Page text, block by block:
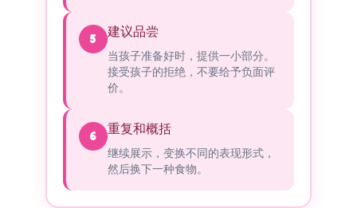
5 建议品尝
当孩子准备好时，提供一小部分。
接受孩子的拒绝，不要给予负面评
价。
6 重复和概括
继续展示，变换不同的表现形式，
然后换下一种食物。